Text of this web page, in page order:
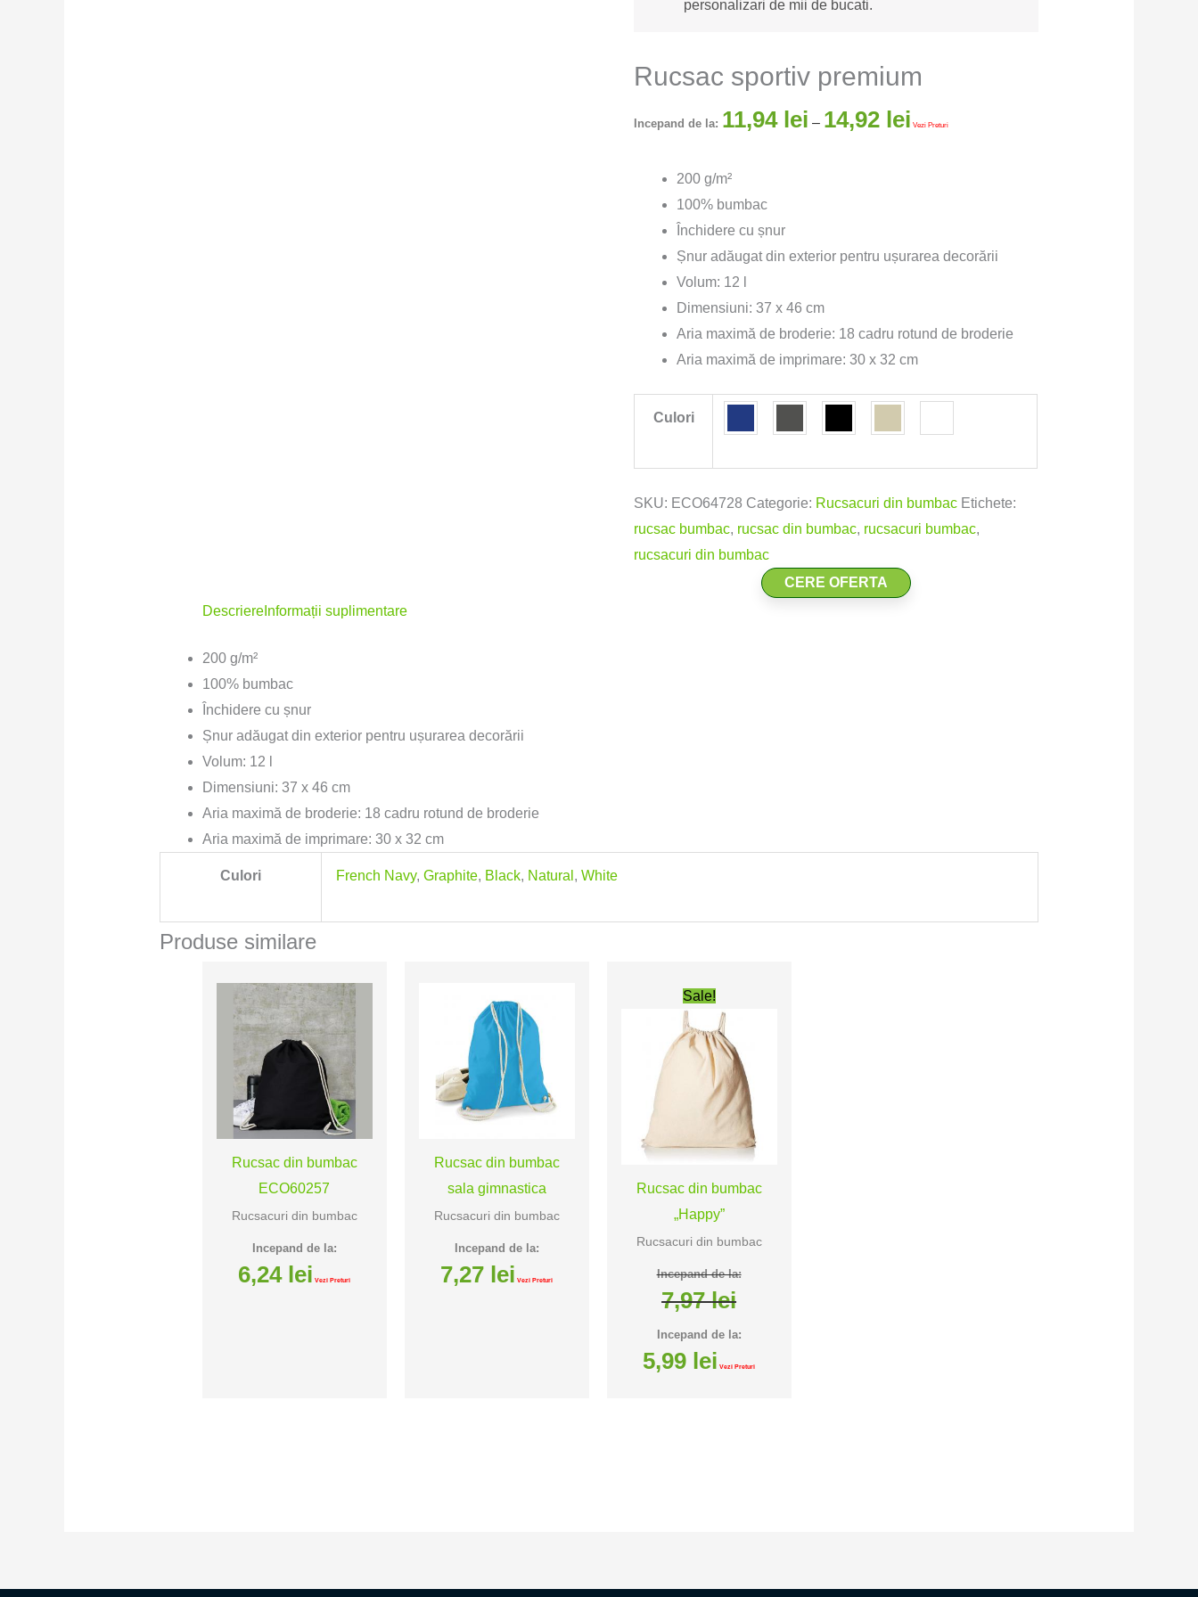
personalizari de mii de bucati.
Rucsac sportiv premium
Incepand de la: 11,94 lei – 14,92 lei Vezi Preturi
200 g/m²
100% bumbac
Închidere cu șnur
Șnur adăugat din exterior pentru ușurarea decorării
Volum: 12 l
Dimensiuni: 37 x 46 cm
Aria maximă de broderie: 18 cadru rotund de broderie
Aria maximă de imprimare: 30 x 32 cm
Culori
SKU: ECO64728 Categorie: Rucsacuri din bumbac Etichete:
rucsac bumbac, rucsac din bumbac, rucsacuri bumbac,
rucsacuri din bumbac
CERE OFERTA
DescriereInformații suplimentare
200 g/m²
100% bumbac
Închidere cu șnur
Șnur adăugat din exterior pentru ușurarea decorării
Volum: 12 l
Dimensiuni: 37 x 46 cm
Aria maximă de broderie: 18 cadru rotund de broderie
Aria maximă de imprimare: 30 x 32 cm
Culori French Navy, Graphite, Black, Natural , White
Produse similare
Rucsac din bumbac
ECO60257
Rucsacuri din bumbac
Incepand de la:
6,24 lei Vezi Preturi
Rucsac din bumbac
sala gimnastica
Rucsacuri din bumbac
Incepand de la:
7,27 lei Vezi Preturi
Sale!
Rucsac din bumbac
„Happy”
Rucsacuri din bumbac
Incepand de la:
7,97lei
Incepand de la:
5,99 lei
5,99 lei.
Vezi Preturi